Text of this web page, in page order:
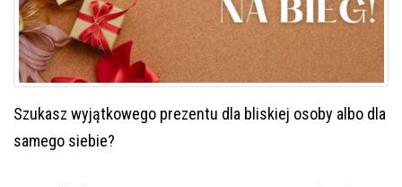
Szukasz wyjątkowego prezentu dla bliskiej osoby albo dla
samego siebie?